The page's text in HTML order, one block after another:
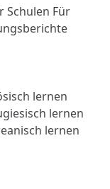
Schulen Für
lernen
lernen
lernen